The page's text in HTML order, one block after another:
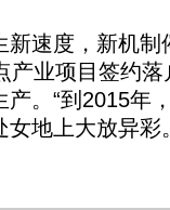
度，新机制
产业项目签约
产。“到2015年
地上大放异彩